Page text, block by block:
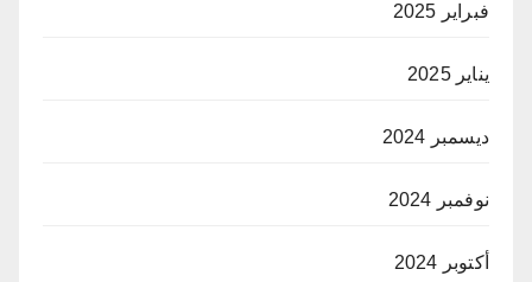
فبراير 2025
يناير 2025
ديسمبر 2024
نوفمبر 2024
أكتوبر 2024